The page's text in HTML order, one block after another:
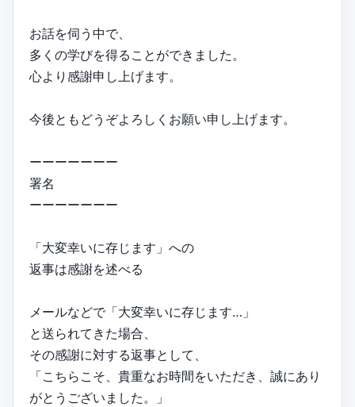
お話を伺う中で、
多くの学びを得ることができました。
心より感謝申し上げます。
今後ともどうぞよろしくお願い申し上げます。
ーーーーーーー
署名
ーーーーーーー
「大変幸いに存じます」への
返事は感謝を述べる
メールなどで「大変幸いに存じます…」
と送られてきた場合、
その感謝に対する返事として、
「こちらこそ、貴重なお時間をいただき、誠にあり
がとうございました。」